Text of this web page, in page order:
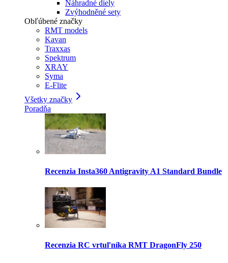
Náhradné diely
Zvýhodněné sety
Obľúbené značky
RMT models
Kavan
Traxxas
Spektrum
XRAY
Syma
E-Flite
Všetky značky
Poradňa
Recenzia Insta360 Antigravity A1 Standard Bundle
Recenzia RC vrtuľníka RMT DragonFly 250